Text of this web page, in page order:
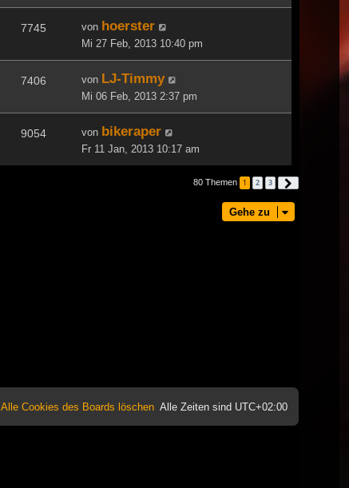
7745 von hoerster
Mi 27 Feb, 2013 10:40 pm
7406 von LJ-Timmy
Mi 06 Feb, 2013 2:37 pm
9054 von bikeraper
Fr 11 Jan, 2013 10:17 am
80 Themen 1 2 3
Gehe zu
Alle Zeiten sind UTC+02:00
Alle Cookies des Boards löschen